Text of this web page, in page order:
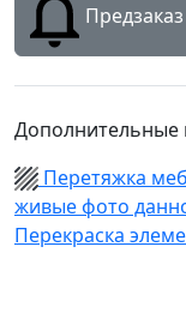
Предзаказ
Дополнительные
Перетяжка
живые фото
Перекраска